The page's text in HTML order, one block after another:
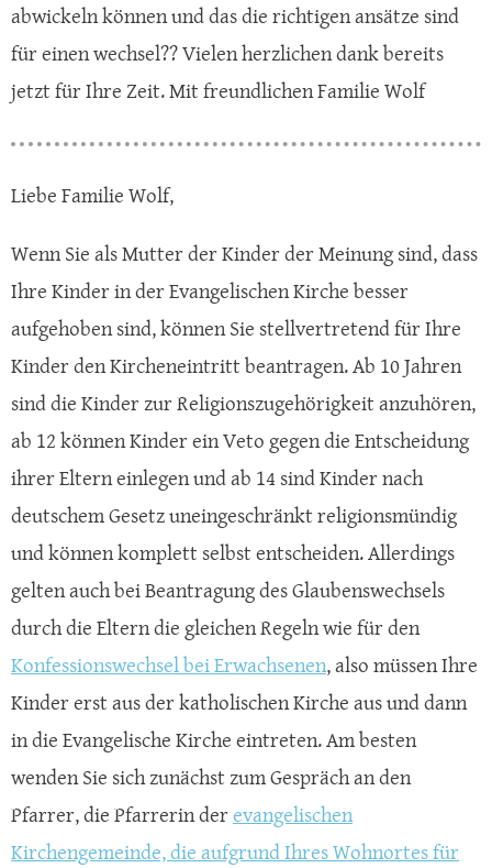
abwickeln können und das die richtigen ansätze sind
für einen wechsel?? Vielen herzlichen dank bereits
jetzt für Ihre Zeit. Mit freundlichen Familie Wolf
Liebe Familie Wolf,
Wenn Sie als Mutter der Kinder der Meinung sind, dass
Ihre Kinder in der Evangelischen Kirche besser
aufgehoben sind, können Sie stellvertretend für Ihre
Kinder den Kircheneintritt beantragen. Ab 10 Jahren
sind die Kinder zur Religionszugehörigkeit anzuhören,
ab 12 können Kinder ein Veto gegen die Entscheidung
ihrer Eltern einlegen und ab 14 sind Kinder nach
deutschem Gesetz uneingeschränkt religionsmündig
und können komplett selbst entscheiden. Allerdings
gelten auch bei Beantragung des Glaubenswechsels
durch die Eltern die gleichen Regeln wie für den
Konfessionswechsel bei Erwachsenen, also müssen Ihre
Kinder erst aus der katholischen Kirche aus und dann
in die Evangelische Kirche eintreten. Am besten
wenden Sie sich zunächst zum Gespräch an den
Pfarrer, die Pfarrerin derevangelischen
Kirchengemeinde, die aufgrund Ihres Wohnortes für